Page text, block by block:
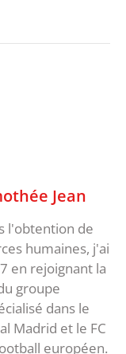
Jean
l'obtention de
humaines, j'ai
en rejoignant la
groupe
dans le
Madrid et le FC
européen.